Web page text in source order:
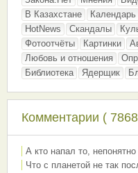
В Казахстане
Календарь
HotNews
Скандалы
Фотоотчёты
Картинки
Любовь и отношения
Библиотека
Ядерщик
Комментарии (
А кто напал то, непонятно
Что с планетой не так